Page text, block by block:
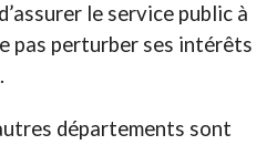
le service public à
pas perturber ses intérêts
départements sont